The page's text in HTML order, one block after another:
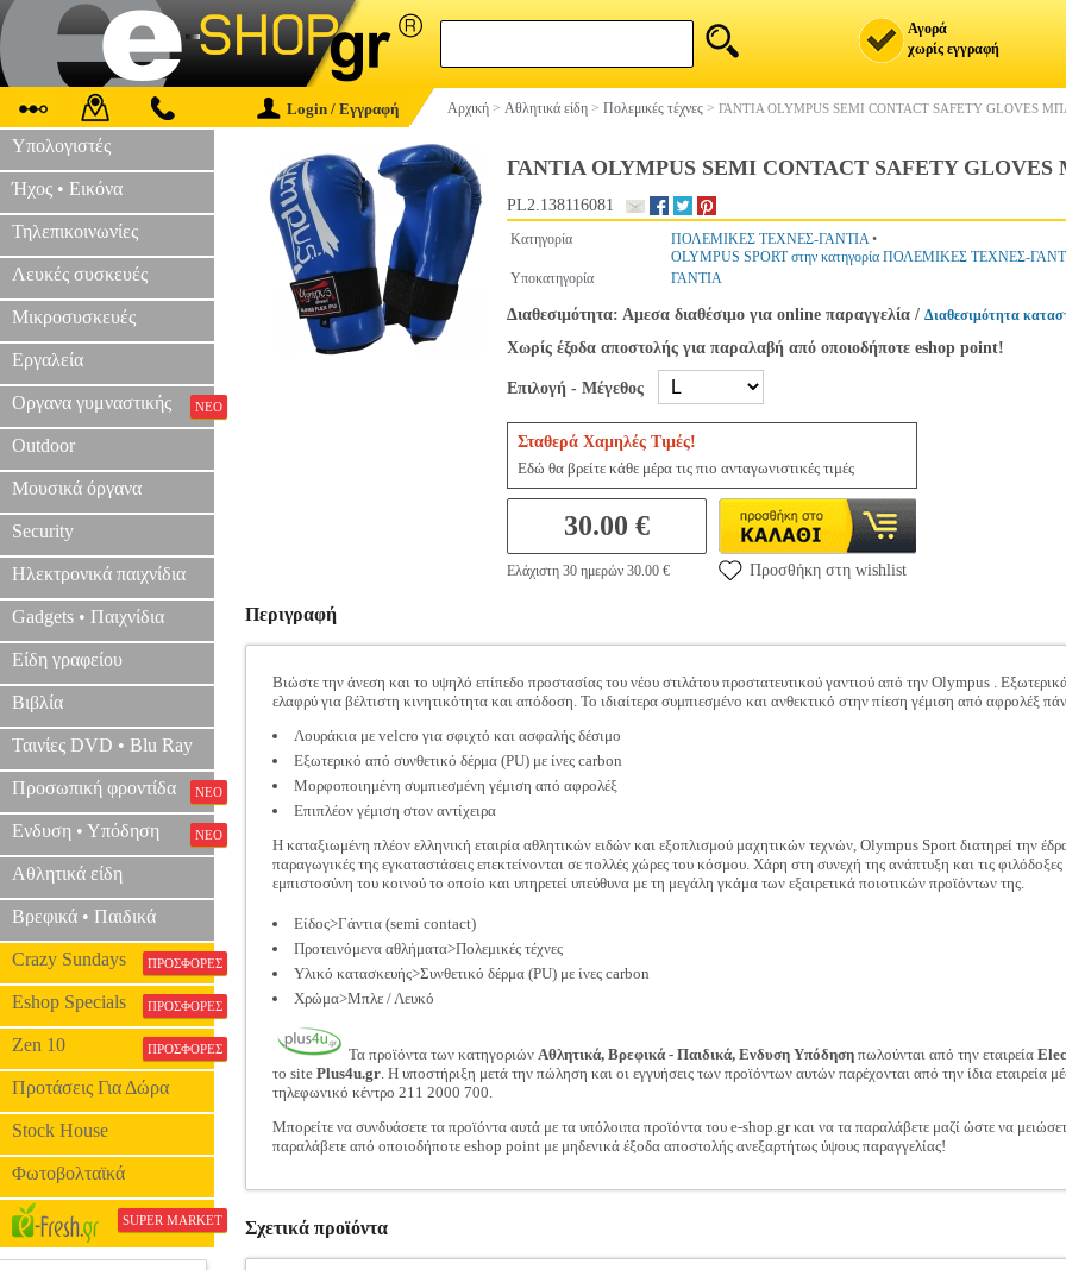
Αγορά
χωρίς εγγραφή
Login / Εγγραφή Αρχική > Αθλητικά είδη > Πολεμικές τέχνες > ΓΑΝΤΙΑ OLYMPUS SEMI CONTACT SAFETY GLOVES
Υπολογιστές
Ήχος • Εικόνα
Τηλεπικοινωνίες
Λευκές συσκευές
Μικροσυσκευές
Εργαλεία
Οργανα γυμναστικής ΝΕΟ
Outdoor
Μουσικά όργανα
Security
Ηλεκτρονικά παιχνίδια
Gadgets • Παιχνίδια
Είδη γραφείου
Βιβλία
Ταινίες DVD • Blu Ray
Προσωπική φροντίδα ΝΕΟ
Ενδυση • Υπόδηση ΝΕΟ
Αθλητικά είδη
Βρεφικά • Παιδικά
Crazy Sundays ΠΡΟΣΦΟΡΕΣ
Eshop Specials ΠΡΟΣΦΟΡΕΣ
Zen 10 ΠΡΟΣΦΟΡΕΣ
Προτάσεις Για Δώρα
Stock House
Φωτοβολταϊκά
SUPER MARKET
ΓΑΝΤΙΑ OLYMPUS SEMI CONTACT SAFETY
PL2.138116081
Κατηγορία ΠΟΛΕΜΙΚΕΣ ΤΕΧΝΕΣ-ΓΑΝΤΙΑ•
OLYMPUS SPORT στην κατηγορία ΠΟΛΕΜΙΚΕΣ ΤΕΧΝΕΣ-
Υποκατηγορία
ΓΑΝΤΙΑ
Διαθεσιμότητα: Αμεσα διαθέσιμο για online παραγγελία / Διαθεσιμότητα
Χωρίς έξοδα αποστολής για παραλαβή από οποιοδήποτε eshop point!
Επιλογή - Μέγεθος
Σταθερά Χαμηλές Τιμές!
Εδώ θα βρείτε κάθε μέρα τις πιο ανταγωνιστικές τιμές
30.00 €
Ελάχιστη 30 ημερών 30.00 € Προσθήκη στη wishlist
Περιγραφή
Βιώστε την άνεση και το υψηλό επίπεδο προστασίας του νέου στιλάτου προστατευτικού γαντιού από την Olympus .
ελαφρύ για βέλτιστη κινητικότητα και απόδοση. Το ιδιαίτερα συμπιεσμένο και ανθεκτικό στην πίεση γέμιση από αφρολέξ
Λουράκια με velcro για σφιχτό και ασφαλής δέσιμο
Εξωτερικό από συνθετικό δέρμα (PU) με ίνες carbon
Μορφοποιημένη συμπιεσμένη γέμιση από αφρολέξ
Επιπλέον γέμιση στον αντίχειρα
Η καταξιωμένη πλέον ελληνική εταιρία αθλητικών ειδών και εξοπλισμού μαχητικών τεχνών, Olympus Sport διατηρεί την
παραγωγικές της εγκαταστάσεις επεκτείνονται σε πολλές χώρες του κόσμου. Χάρη στη συνεχή της ανάπτυξη και τις φιλόδοξες
εμπιστοσύνη του κοινού το οποίο και υπηρετεί υπεύθυνα με τη μεγάλη γκάμα των εξαιρετικά ποιοτικών προϊόντων της.
Είδος>Γάντια (semi contact)
Προτεινόμενα αθλήματα>Πολεμικές τέχνες
Υλικό κατασκευής>Συνθετικό δέρμα (PU) με ίνες carbon
Χρώμα>Μπλε / Λευκό
Τα προϊόντα των κατηγοριών Αθλητικά, Βρεφικά - Παιδικά, Ενδυση Υπόδηση πωλούνται από την εταιρεία
το site Plus4u.gr. Η υποστήριξη μετά την πώληση και οι εγγυήσεις των προϊόντων αυτών παρέχονται από την ίδια
τηλεφωνικό κέντρο 211 2000 700.
Μπορείτε να συνδυάσετε τα προϊόντα αυτά με τα υπόλοιπα προϊόντα του e-shop.gr και να τα παραλάβετε μαζί ώστε να
παραλάβετε από οποιοδήποτε eshop point με μηδενικά έξοδα αποστολής ανεξαρτήτως ύψους παραγγελίας!
Σχετικά προϊόντα